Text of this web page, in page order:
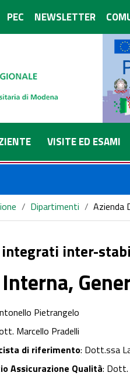
PEC NEWSLETTER
VISITE ED ESAMI
/ Dipartimenti / Azienda
inter-
Pietrangelo
Marcello Pradelli
di riferimento: Dott.ssa
Assicurazione Qualità: Dott.